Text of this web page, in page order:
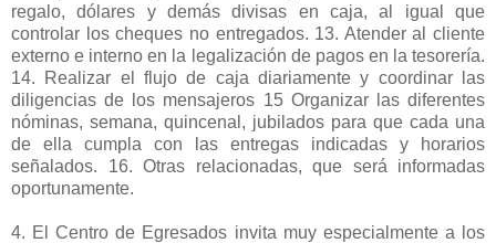
regalo, dólares y demás divisas en caja, al igual que
controlar los cheques no entregados. 13. Atender al cliente
externo e interno en la legalización de pagos en la tesorería.
14. Realizar el flujo de caja diariamente y coordinar las
diligencias de los mensajeros 15 Organizar las diferentes
nóminas, semana, quincenal, jubilados para que cada una
de ella cumpla con las entregas indicadas y horarios
señalados. 16. Otras relacionadas, que será informadas
oportunamente.
4. El Centro de Egresados invita muy especialmente a los